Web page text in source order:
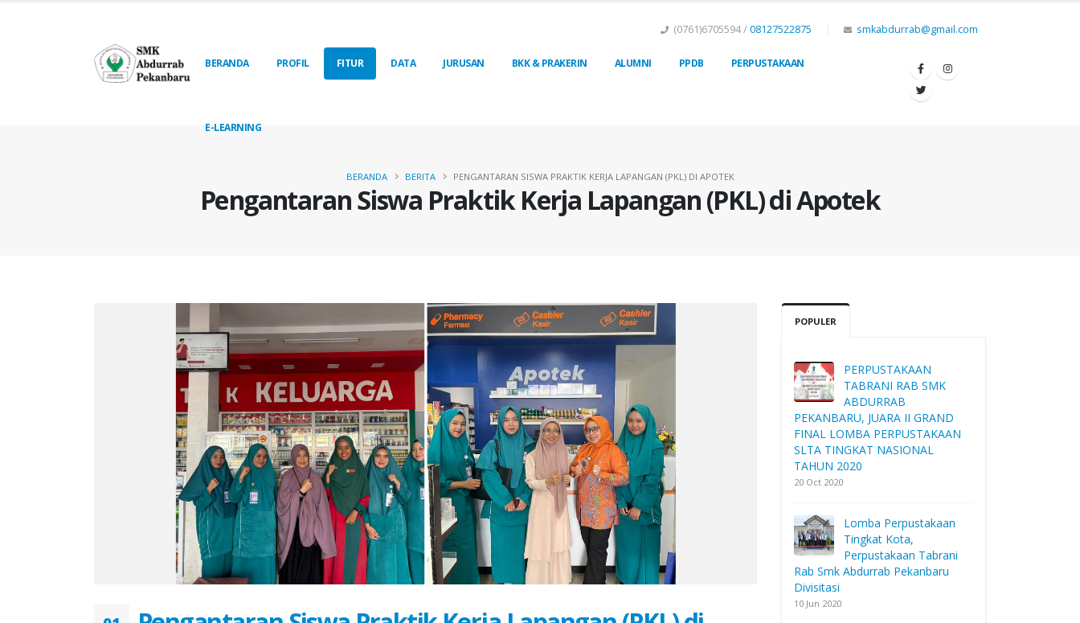
(0761)6705594 /08127522875 smkabdurrab@gmail.com
BERANDA PROFIL FITUR DATA JURUSAN BKK & PRAKERIN ALUMNI PPDB PERPUSTAKAAN
E-LEARNING
Pengantaran Siswa Praktik Kerja Lapangan (PKL) di Apotek
BERANDA BERITA PENGANTARAN SISWA PRAKTIK KERJA LAPANGAN (PKL) DI APOTEK
POPULER
PERPUSTAKAAN
TABRANI RAB SMK
ABDURRAB
PEKANBARU, JUARA II GRAND
FINAL LOMBA PERPUSTAKAAN
SLTA TINGKAT NASIONAL
TAHUN 2020
20 Oct 2020
Lomba Perpustakaan
Tingkat Kota,
Perpustakaan Tabrani
Rab Smk Abdurrab Pekanbaru
Divisitasi
10 Jun 2020